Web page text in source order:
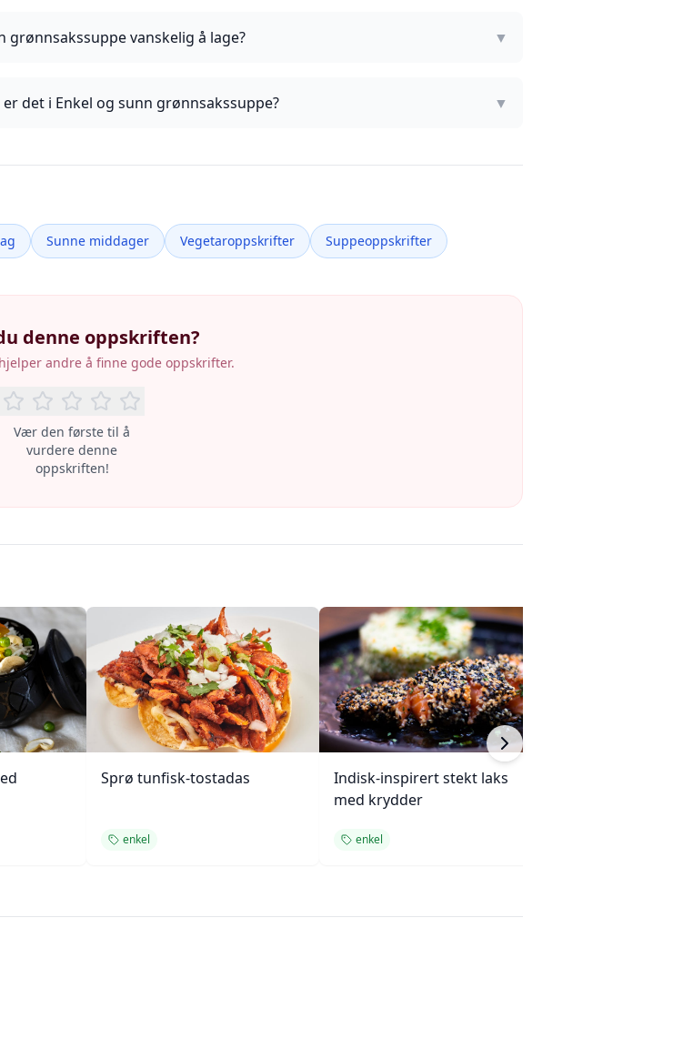
grønnsakssuppe vanskelig å lage? ▼
det i Enkel og sunn grønnsakssuppe? ▼
Sunne middager Vegetaroppskrifter Suppeoppskrifter
denne oppskriften?
andre å finne gode oppskrifter.
Vær den første til å
vurdere denne
oppskriften!
Sprø tunfisk-tostadas
enkel
Indisk-inspirert stekt laks
med krydder
enkel